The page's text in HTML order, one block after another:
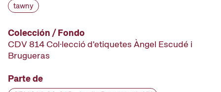
tawny
Colección / Fondo
CDV 814 Col·lecció d'etiquetes Àngel Escudé i
Brugueras
Parte de